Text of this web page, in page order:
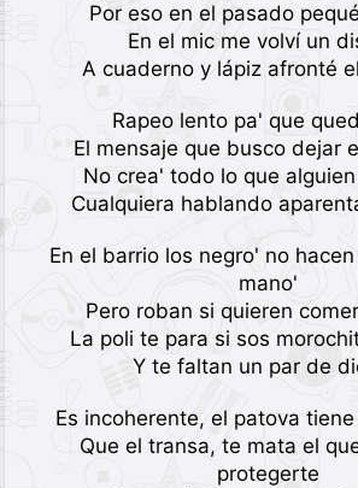
Por eso en еl pasado
En el mic mе volví un
A cuaderno y lápiz afronté
Rapeo lento pa' que
El mensaje que busco dejar
No crea' todo lo que
Cualquiera hablando
En el barrio los negro' no
mano'
Pero roban si quieren
La poli te para si sos
Y te faltan un par de
Es incoherente, el patova
Que el transa, te mata el
protegerte